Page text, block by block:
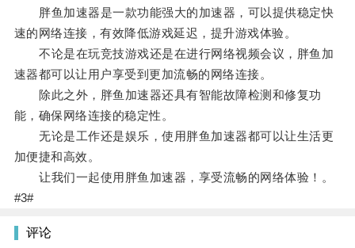
胖鱼加速器是一款功能强大的加速器，可以提供稳定快
速的网络连接，有效降低游戏延迟，提升游戏体验。
不论是在玩竞技游戏还是在进行网络视频会议，胖鱼加
速器都可以让用户享受到更加流畅的网络连接。
除此之外，胖鱼加速器还具有智能故障检测和修复功
能，确保网络连接的稳定性。
无论是工作还是娱乐，使用胖鱼加速器都可以让生活更
加便捷和高效。
让我们一起使用胖鱼加速器，享受流畅的网络体验！。
#3#
评论